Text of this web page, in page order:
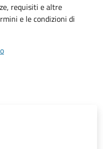
requisiti e altre
e le condizioni di